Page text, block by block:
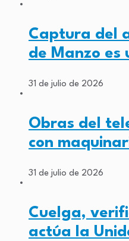
Captura del
de Manzo es
31 de julio de 2026
Obras del
con
31 de julio de 2026
Cuelga,
actúa la